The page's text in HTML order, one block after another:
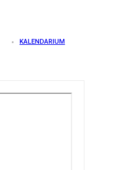
KALENDARIUM